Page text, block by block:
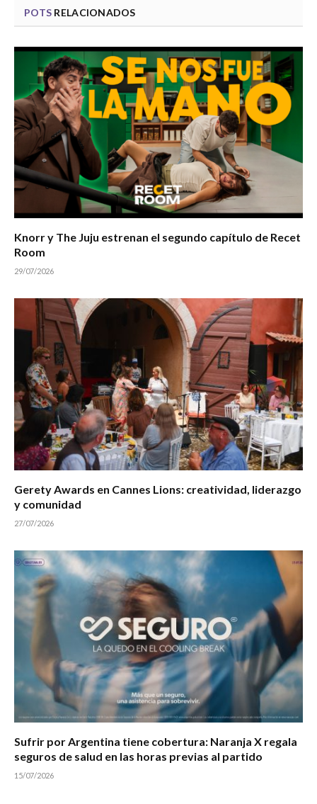
POTS RELACIONADOS
Knorr y The Juju estrenan el segundo capítulo de Recet
Room
29/07/2026
Gerety Awards en Cannes Lions: creatividad, liderazgo
y comunidad
27/07/2026
Sufrir por Argentina tiene cobertura: Naranja X regala
seguros de salud en las horas previas al partido
15/07/2026